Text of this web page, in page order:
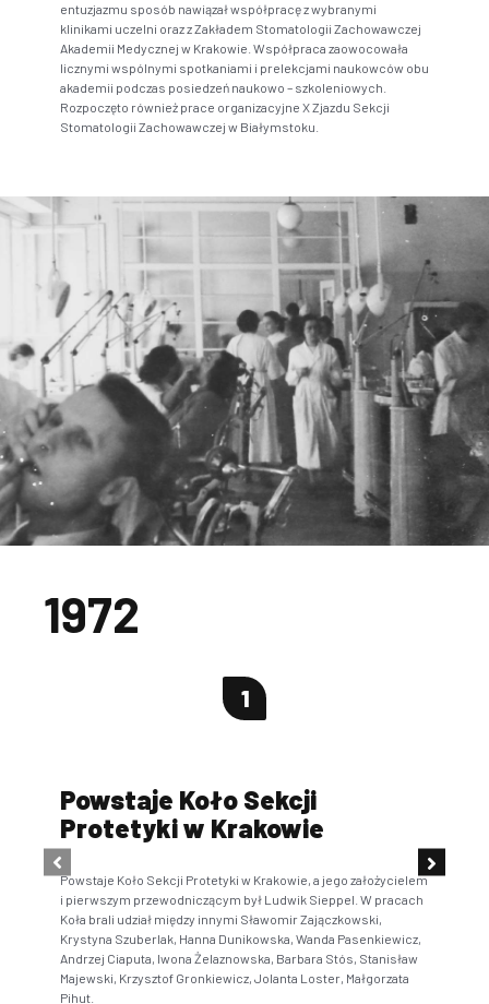
entuzjazmu sposób nawiązał współpracę z wybranymi
klinikami uczelni oraz z Zakładem Stomatologii Zachowawczej
Akademii Medycznej w Krakowie. Współpraca zaowocowała
licznymi wspólnymi spotkaniami i prelekcjami naukowców obu
akademii podczas posiedzeń naukowo – szkoleniowych.
Rozpoczęto również prace organizacyjne X Zjazdu Sekcji
Stomatologii Zachowawczej w Białymstoku.
1972
1
Powstaje Koło Sekcji
Protetyki w Krakowie
Powstaje Koło Sekcji Protetyki w Krakowie, a jego założycielem
i pierwszym przewodniczącym był Ludwik Sieppel. W pracach
Koła brali udział między innymi Sławomir Zajączkowski,
Krystyna Szuberlak, Hanna Dunikowska, Wanda Pasenkiewicz,
Andrzej Ciaputa, Iwona Żelaznowska, Barbara Stós, Stanisław
Majewski, Krzysztof Gronkiewicz, Jolanta Loster, Małgorzata
Pihut.